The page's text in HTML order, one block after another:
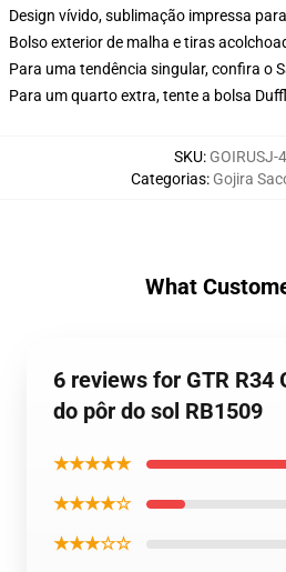
Design vívido, sublimação impressa
Bolso exterior de malha e tiras
Para uma tendência singular, confira o
Para um quarto extra, tente a bolsa
SKU: GOIRUSJ-
Categorias: Gojira
What
6 reviews for GTR R34
do pôr do sol RB1509
★★★★★
★★★★☆
★★★☆☆